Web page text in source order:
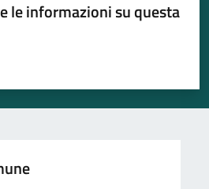
le informazioni su questa
stelle su 5
su 5
5